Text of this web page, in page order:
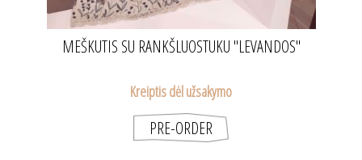
MEŠKUTIS SU RANKŠLUOSTUKU "LEVANDOS"
Kreiptis dėl užsakymo